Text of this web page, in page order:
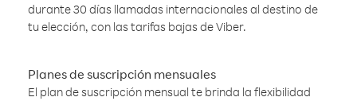
durante 30 días llamadas internacionales al destino de
tu elección, con las tarifas bajas de Viber.
Planes de suscripción mensuales
El plan de suscripción mensual te brinda la flexibilidad